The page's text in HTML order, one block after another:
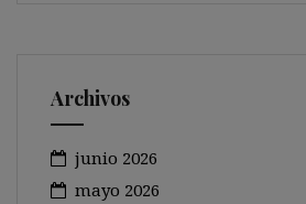
Archivos
junio 2026
mayo 2026